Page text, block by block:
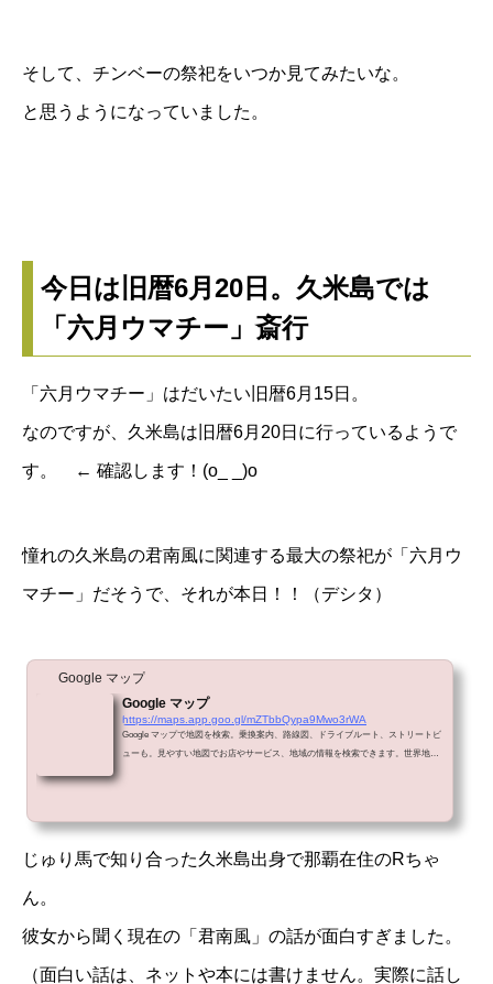
そして、チンベーの祭祀をいつか見てみたいな。
と思うようになっていました。
今日は旧暦6月20日。久米島では
「六月ウマチー」斎行
「六月ウマチー」はだいたい旧暦6月15日。
なのですが、久米島は旧暦6月20日に行っているようで
す。 ← 確認します！(o_ _)o
憧れの久米島の君南風に関連する最大の祭祀が「六月ウ
マチー」だそうで、それが本日！！（デシタ）
Google マップ
Google マップ
https://maps.app.goo.gl/mZTbbQypa9Mwo3rWA
Google マップで地図を検索。乗換案内、路線図、ドライブルート、ストリートビ
ューも。見やすい地図でお店やサービス、地域の情報を検索できます。世界地図
じゅり馬で知り合った久米島出身で那覇在住のRちゃ
ん。
彼女から聞く現在の「君南風」の話が面白すぎました。
（面白い話は、ネットや本には書けません。実際に話し